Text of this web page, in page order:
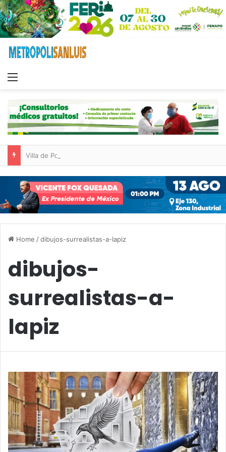
Home /dibujos-surrealistas-a-lapiz
dibujos-
surrealistas-a-
lapiz